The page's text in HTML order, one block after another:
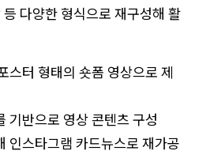
다양한 형식으로 재구성해 활
스터 형태의 숏폼 영상으로 제
기반으로 영상 콘텐츠 구성
인스타그램 카드뉴스로 재가공